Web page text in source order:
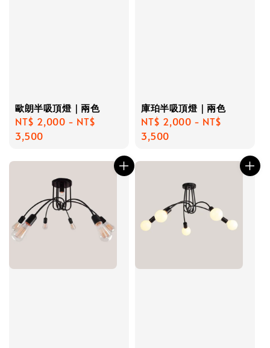
歐朗半吸頂燈｜兩色
Regular
price
NT$ 2,000 - NT$
3,500
庫珀半吸頂燈｜兩色
Regular
price
NT$ 2,000 - NT$
3,500